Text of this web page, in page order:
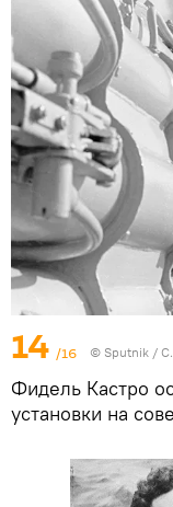
14 /16 © Sputnik /
Фидель Кастро
установки на